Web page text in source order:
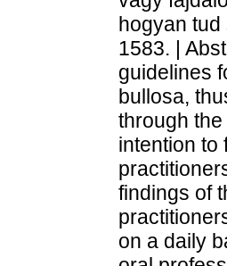
hogyan
1583. |
guidelines
bullosa,
through
intention to
findings of
on a daily